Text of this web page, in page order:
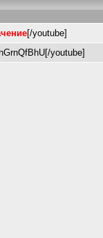
[/youtube]
youtube]